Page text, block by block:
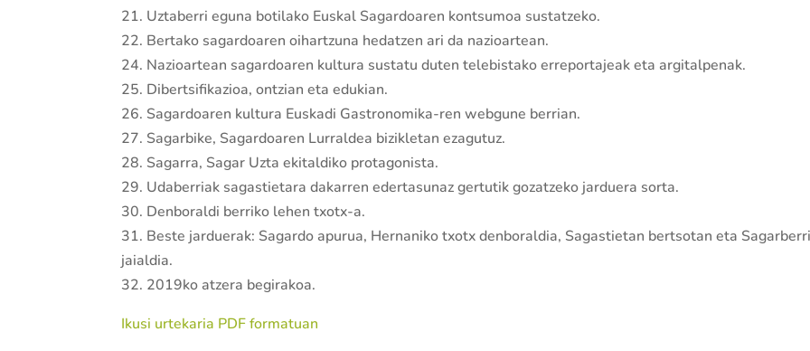
21. Uztaberri eguna botilako Euskal Sagardoaren kontsumoa sustatzeko.
22. Bertako sagardoaren oihartzuna hedatzen ari da nazioartean.
24. Nazioartean sagardoaren kultura sustatu duten telebistako erreportajeak eta argitalpenak.
25. Dibertsifikazioa, ontzian eta edukian.
26. Sagardoaren kultura Euskadi Gastronomika-ren webgune berrian.
27. Sagarbike, Sagardoaren Lurraldea bizikletan ezagutuz.
28. Sagarra, Sagar Uzta ekitaldiko protagonista.
29. Udaberriak sagastietara dakarren edertasunaz gertutik gozatzeko jarduera sorta.
30. Denboraldi berriko lehen txotx-a.
31. Beste jarduerak: Sagardo apurua, Hernaniko txotx denboraldia, Sagastietan bertsotan eta
jaialdia.
32. 2019ko atzera begirakoa.
Ikusi urtekaria PDF formatuan